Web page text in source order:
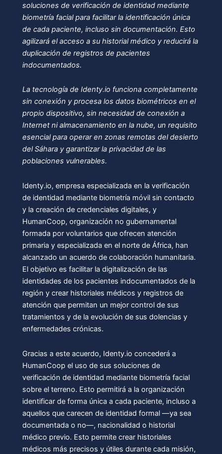
soluciones de verificación de identidad mediante
biometría facial para facilitar la identificación única
de cada paciente, incluso sin documentación. Esto
agilizará el acceso a su historial médico y reducirá la
duplicación de registros de pacientes
indocumentados.
La tecnología de Identy.io funciona completamente
sin conexión y procesa los datos biométricos en el
propio dispositivo, sin necesidad de conexión a
Internet ni almacenamiento en la nube, un requisito
esencial para operar en zonas remotas del desierto
del Sáhara y garantizar la privacidad de las
poblaciones vulnerables.
Identy.io, empresa especializada en la verificación
de identidad mediante biometría móvil sin contacto
y la creación de credenciales digitales, y
HumanCoop, organización no gubernamental
formada por voluntarios que ofrecen atención
primaria y especializada en el norte de África, han
alcanzado un acuerdo de colaboración humanitaria.
El objetivo es facilitar la digitalización de las
identidades de los pacientes indocumentados de la
región y crear historiales médicos y registros de
atención que permitan un mejor control de sus
tratamientos y de la evolución de sus dolencias y
enfermedades crónicas.
Gracias a este acuerdo, Identy.io concederá a
HumanCoop el uso de sus soluciones de
verificación de identidad mediante biometría facial
sobre el terreno. Esto permitirá a la organización
identificar de forma única a cada paciente, incluso a
aquellos que carecen de identidad formal —ya sea
documentada o no—, nacionalidad o historial
médico previo. Esto permite crear historiales
médicos más precisos y útiles durante cada misión,